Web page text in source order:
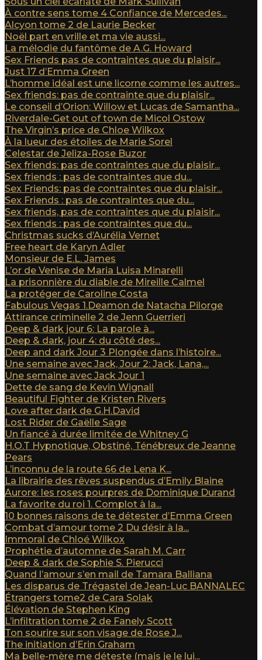
À contre sens tome 4 Confiance de Mercedes...
Alcyon tome 2 de Laurie Becker
Noël part en vrille et ma vie aussi...
La mélodie du fantôme de A.G. Howard
Sex Friends pas de contraintes que du plaisir...
Just 17 d’Emma Green
L’homme idéal est une licorne comme les autres...
Sex friends: pas de contrainte que du plaisir...
Le conseil d’Orion: Willow et Lucas de Samantha...
Riverdale-Get out of town de Micol Ostow
The Virgin’s price de Chloe Wilkox
À la lueur des étoiles de Marie Sorel
Celestar de Jeliza-Rose Buzor
Sex friends: pas de contraintes que du plaisir...
Sex friends : pas de contraintes que du...
Sex Friends: pas de contraintes que du plaisir...
Sex Friends : pas de contraintes que du...
Sex friends, pas de contraintes que du plaisir...
Sex friends : pas de contraintes que du...
Christmas sucks d’Aurélia Vernet
Free heart de Karyn Adler
Monsieur de E.L. James
L’or de Venise de Maria Luisa Minarelli
La prisonnière du diable de Mireille Calmel
La protéger de Caroline Costa
Fabulous Vegas 1.Deamon de Natacha Pilorge
Attirance criminelle 2 de Jenn Guerrieri
Deep & dark jour 6: La parole à...
Deep & dark, jour 4: du côté des...
Deep and dark Jour 3 Plongée dans l’histoire...
Une semaine avec Jack, Jour 2: Jack, Lana,...
Une semaine avec Jack Jour 1
Dette de sang de Kevin Wignall
Beautiful Fighter de Kristen Rivers
Love after dark de G.H.David
Lost Rider de Gaëlle Sage
Un fiancé à durée limitée de Whitney G
H.O.T Hypnotique, Obstiné, Ténébreux de Jeanne
Pears
L’inconnu de la route 66 de Lena K...
La librairie des rêves suspendus d’Emily Blaine
Aurore: les roses pourpres de Dominique Durand
La favorite du roi 1. Complot à la...
10 bonnes raisons de te détester d’Emma Green
Combat d’amour tome 2 Du désir à la...
Immoral de Chloé Wilkox
Prophétie d’automne de Sarah M. Carr
Deep & dark de Sophie S. Pierucci
Quand l’amour s’en mail de Tamara Balliana
Les disparus de Trégastel de Jean-Luc BANNALEC
Étrangers tome2 de Cara Solak
Élévation de Stephen King
L’infiltration tome 2 de Fanely Scott
Ton sourire sur son visage de Rose J...
The initiation d’Erin Graham
Ma belle-mère me déteste (mais je le lui...